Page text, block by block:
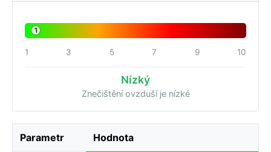
1
1 3 5 7 9 10
Nízký
Znečištění ovzduší je nízké
Parametr Hodnota